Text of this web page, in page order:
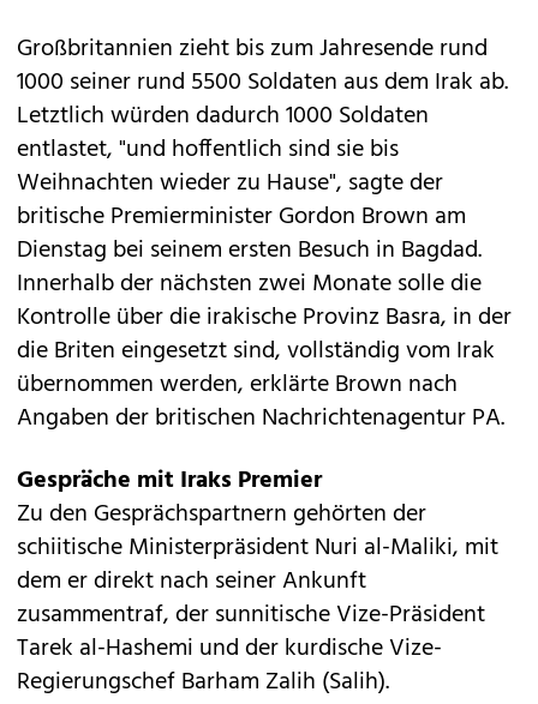
Großbritannien zieht bis zum Jahresende rund
1000 seiner rund 5500 Soldaten aus dem Irak ab.
Letztlich würden dadurch 1000 Soldaten
entlastet, "und hoffentlich sind sie bis
Weihnachten wieder zu Hause", sagte der
britische Premierminister Gordon Brown am
Dienstag bei seinem ersten Besuch in Bagdad.
Innerhalb der nächsten zwei Monate solle die
Kontrolle über die irakische Provinz Basra, in der
die Briten eingesetzt sind, vollständig vom Irak
übernommen werden, erklärte Brown nach
Angaben der britischen Nachrichtenagentur PA.
Gespräche mit Iraks Premier
Zu den Gesprächspartnern gehörten der
schiitische Ministerpräsident Nuri al-Maliki, mit
dem er direkt nach seiner Ankunft
zusammentraf, der sunnitische Vize-Präsident
Tarek al-Hashemi und der kurdische Vize-
Regierungschef Barham Zalih (Salih).